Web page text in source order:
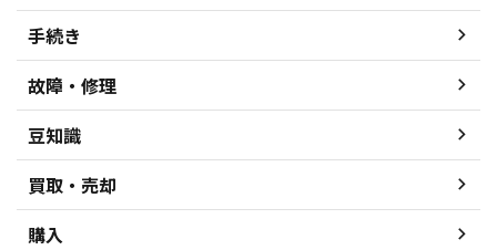
手続き
故障・修理
豆知識
買取・売却
購入